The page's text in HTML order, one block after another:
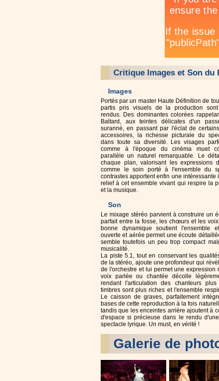
Critique Images et Son du
Images
Portés par un master Haute Définition de
partis pris visuels de la production sont
rendus. Des dominantes colorées
Baltard, aux teintes délicates d'un
suranné, en passant par l'éclat de
accessoires, la richesse picturale du
dans toute sa diversité. Les visages
comme à l'époque du cinéma muet
parallèle un naturel remarquable. Le
chaque plan, valorisant les expressions
comme le soin porté à l'ensemble du
contrastes apportent enfin une intéressante
relief à cet ensemble vivant qui respire la
et la musique.
Son
Le mixage stéréo parvient à construire un
parfait entre la fosse, les chœurs et les
bonne dynamique soutient l'ensemble
ouverte et aérée permet une écoute
semble toutefois un peu trop compact
musicalité.
La piste 5.1, tout en conservant les
de la stéréo, ajoute une profondeur qui
de l'orchestre et lui permet une expression
voix parlée ou chantée décolle
rendant l'articulation des chanteurs
timbres sont plus riches et l'ensemble
Le caisson de graves, parfaitement
bases de cette reproduction à la fois
tandis que les enceintes arrière ajoutent à
d'espace si précieuse dans le rendu
spectacle lyrique. Un must, en vérité !
Galerie de